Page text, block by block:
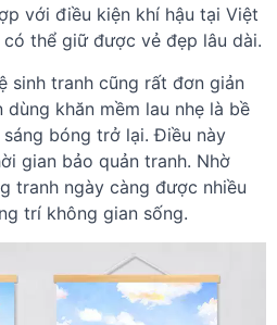
với điều kiện khí hậu tại Việt
thể giữ được vẻ đẹp lâu dài.
sinh tranh cũng rất đơn giản
dùng khăn mềm lau nhẹ là bề
bóng trở lại. Điều này
gian bảo quản tranh. Nhờ
tranh ngày càng được nhiều
trí không gian sống.